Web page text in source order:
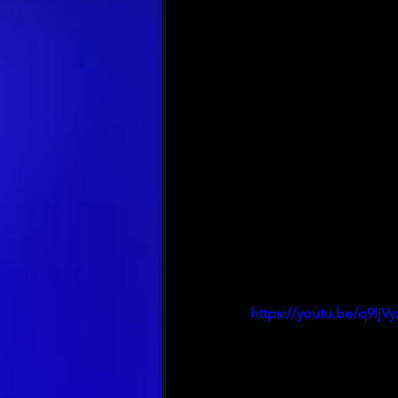
https://youtu.be/